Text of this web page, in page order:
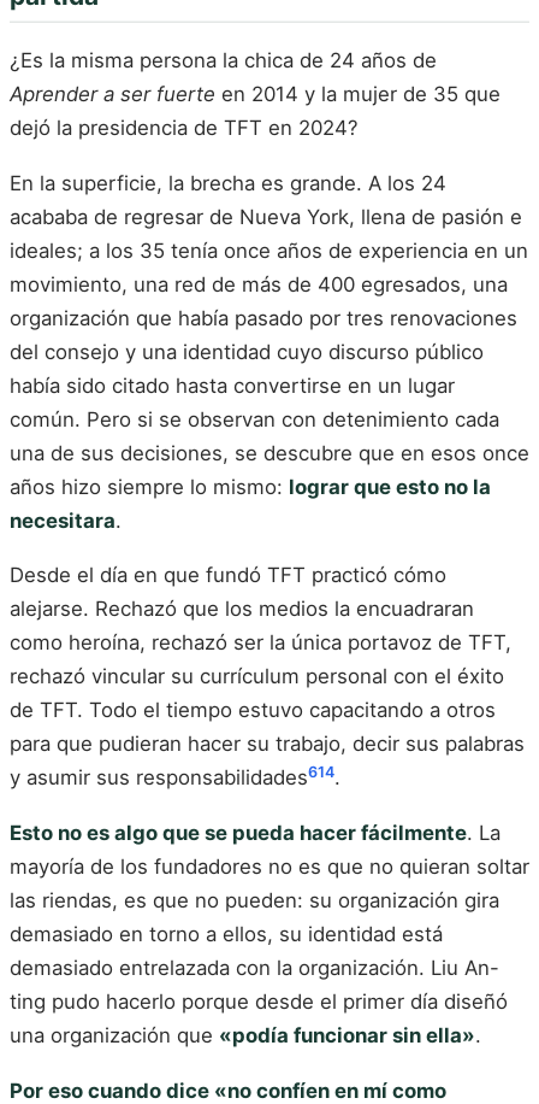
¿Es la misma persona la chica de 24 años de
Aprender a ser fuerte en 2014 y la mujer de 35 que
dejó la presidencia de TFT en 2024?
En la superficie, la brecha es grande. A los 24
acababa de regresar de Nueva York, llena de pasión e
ideales; a los 35 tenía once años de experiencia en un
movimiento, una red de más de 400 egresados, una
organización que había pasado por tres renovaciones
del consejo y una identidad cuyo discurso público
había sido citado hasta convertirse en un lugar
común. Pero si se observan con detenimiento cada
una de sus decisiones, se descubre que en esos once
años hizo siempre lo mismo: lograr que esto no la
necesitara.
Desde el día en que fundó TFT practicó cómo
alejarse. Rechazó que los medios la encuadraran
como heroína, rechazó ser la única portavoz de TFT,
rechazó vincular su currículum personal con el éxito
de TFT. Todo el tiempo estuvo capacitando a otros
para que pudieran hacer su trabajo, decir sus palabras
y asumir sus responsabilidades614.
Esto no es algo que se pueda hacer fácilmente. La
mayoría de los fundadores no es que no quieran soltar
las riendas, es que no pueden: su organización gira
demasiado en torno a ellos, su identidad está
demasiado entrelazada con la organización. Liu An-
ting pudo hacerlo porque desde el primer día diseñó
una organización que «podía funcionar sin ella».
Por eso cuando dice «no confíen en mí como